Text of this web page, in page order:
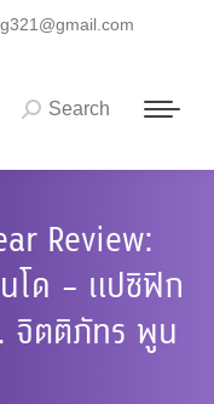
Search:
Search
Review:
โด – แปซิฟิก
จิตติภัทร พูน